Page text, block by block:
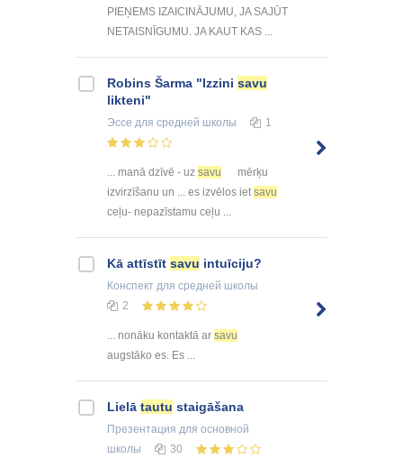
PIEŅEMS IZAICINĀJUMU, JA SAJŪT
NETAISNĪGUMU. JA KAUT KAS ...
Robins Šarma "Izzini savu
likteni"
Эссе для средней школы 1
... manā dzīvē - uz savu
mērķu
izvirzīšanu un ... es izvēlos ietsavu
ceļu- nepazīstamu ceļu ...
Kā attīstīt savu intuīciju?
Конспект для средней школы
2
... nonāku kontaktā ar savu
augstāko es. Es ...
Lielā tautu staigāšana
Презентация для основной
школы
30